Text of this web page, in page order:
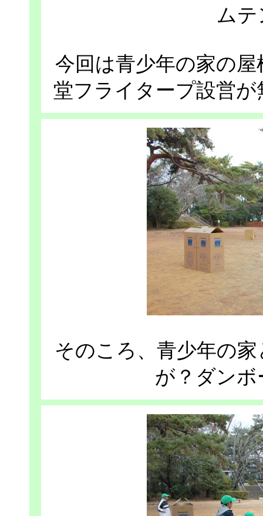
ムテ
今回は青少年の家の
堂フライタープ設営
そのころ、青少年の
が？ダン